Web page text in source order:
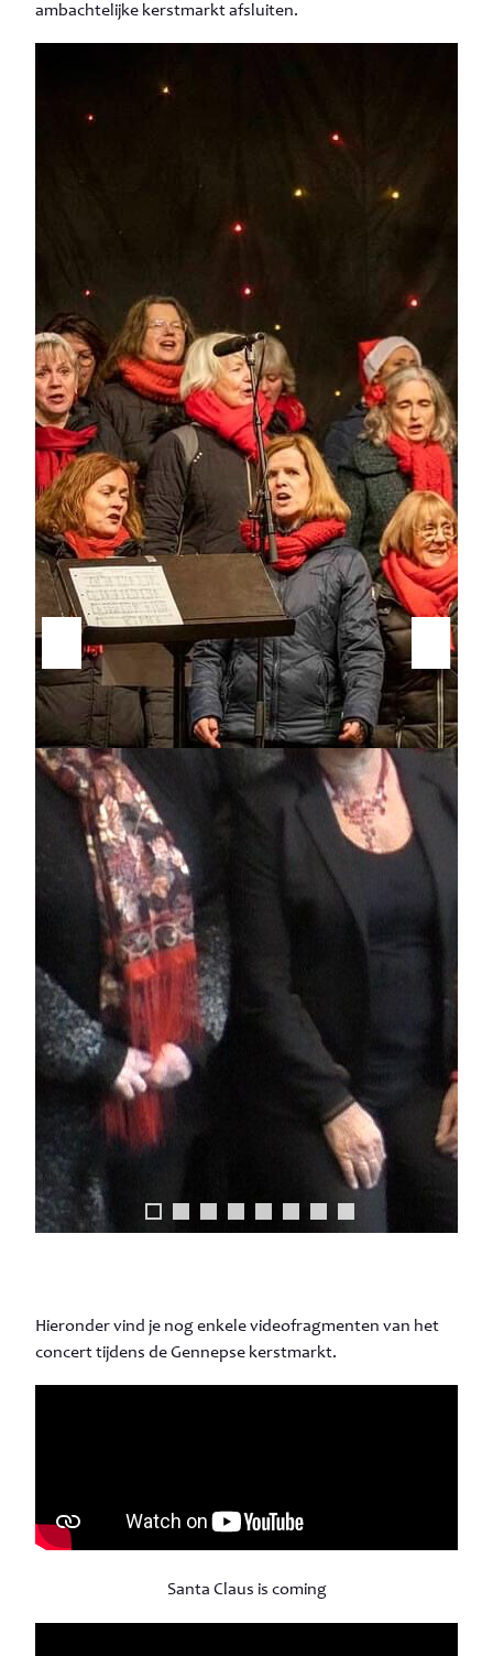
ambachtelijke kerstmarkt afsluiten.
Hieronder vind je nog enkele videofragmenten van het
concert tijdens de Gennepse kerstmarkt.
Santa Claus is coming